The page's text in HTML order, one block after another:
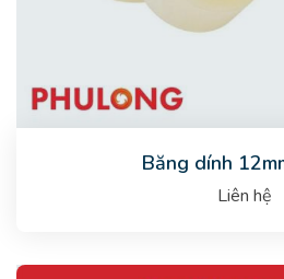
Băng dính
Liên hệ